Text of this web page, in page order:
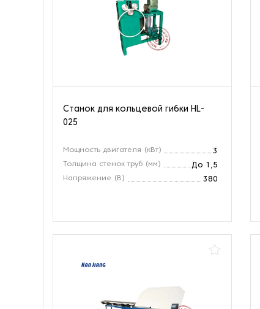
Станок для кольцевой гибки HL-
025
Мощность двигателя (кВт)
3
Толщина стенок труб (мм)
До 1,5
Напряжение (В)
380